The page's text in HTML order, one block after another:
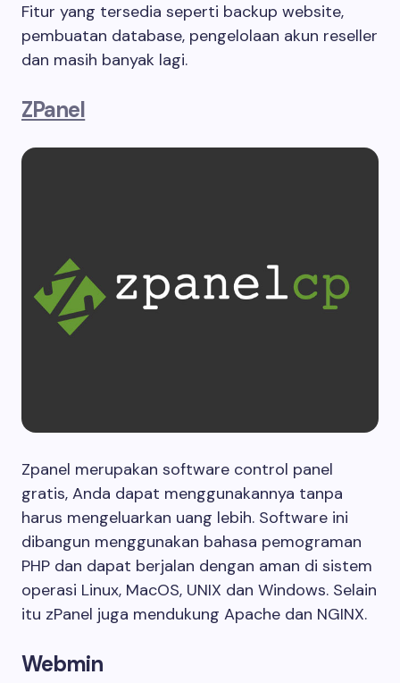
Fitur yang tersedia seperti backup website,
pembuatan database, pengelolaan akun reseller
dan masih banyak lagi.
ZPanel
Zpanel merupakan software control panel
gratis, Anda dapat menggunakannya tanpa
harus mengeluarkan uang lebih. Software ini
dibangun menggunakan bahasa pemograman
PHP dan dapat berjalan dengan aman di sistem
operasi Linux, MacOS, UNIX dan Windows. Selain
itu zPanel juga mendukung Apache dan NGINX.
Webmin